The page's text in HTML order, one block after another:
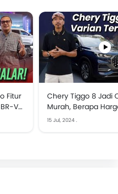
Fitur
V
Chery Tiggo 8 Jadi
Murah, Berapa
15 Jul, 2024 .